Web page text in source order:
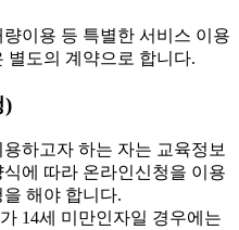
이용 등 특별한 서비스 이용
별도의 계약으로 합니다.
)
하고자 하는 자는 교육정보
에 따라 온라인신청을 이용
해야 합니다.
14세 미만인자일 경우에는